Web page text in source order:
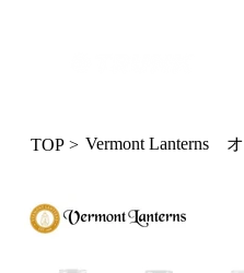
TOP > Vermont Lanterns